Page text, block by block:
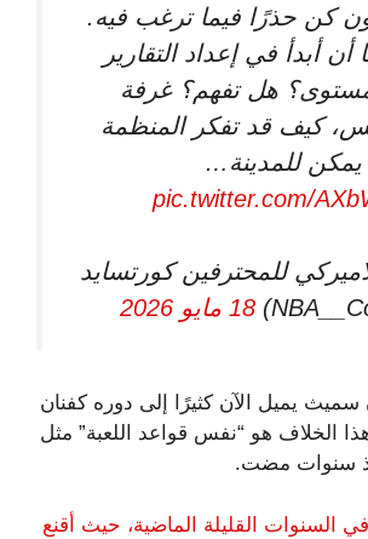
كن حذرًا فيما ترغب فيه.
أبدأ في إعداد التقارير
هل تفهم؟ غرفة
كيف قد تفكر المنظمة
للمدينة…
pic.twitter.com/
للمحترفين كورتسايد
18 مايو 2026
سميث يميل الآن كثيرًا إلى دوره كفنان
الخلاف هو “نفس قواعد اللعبة” مثل
سنوات مضت.
السنوات القليلة الماضية، حيث أقنع